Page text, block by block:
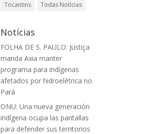
Tocantins
Todas Notícias
Notícias
FOLHA DE S. PAULO: Justiça
manda Axia manter
programa para indígenas
afetados por hidroelétrica no
Pará
ONU: Una nueva generación
indígena ocupa las pantallas
para defender sus territorios